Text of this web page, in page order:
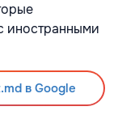
иностранными
в Google